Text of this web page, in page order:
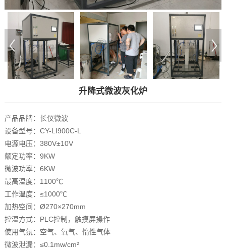
升降式微波灰化炉
产品品牌：长仪微波
设备型号：CY-LI900C-L
电源电压：380V±10V
额定功率：9KW
微波功率：6KW
最高温度：1100℃
工作温度：≤1000℃
加热空间：Ø270×270mm
控温方式：PLC控制，触摸屏操作
使用气氛：空气、氧气、惰性气体
微波泄漏：≤0.1mw/cm²